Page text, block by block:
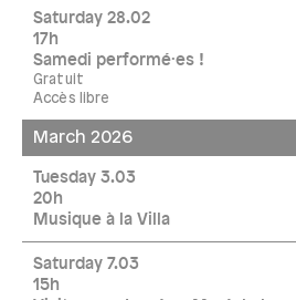
Saturday 28.02
17h
Samedi performé·es !
Gratuit
Accès libre
March 2026
Tuesday 3.03
20h
Musique à la Villa
Saturday 7.03
15h